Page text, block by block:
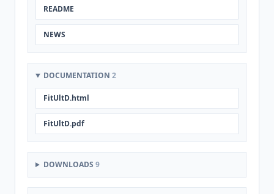
README
NEWS
DOCUMENTATION 2
FitUltD.html
FitUltD.pdf
DOWNLOADS 9